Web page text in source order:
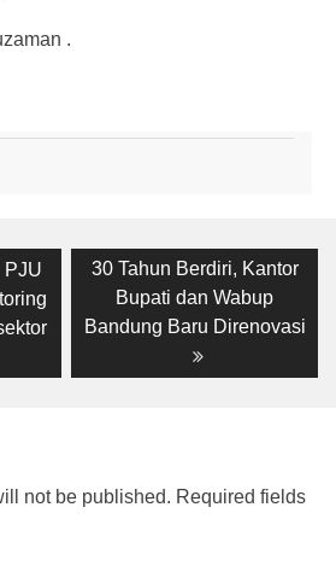
.
PJU
Next
post:
30 Tahun Berdiri, Kantor
Bupati dan Wabup
Bandung Baru Direnovasi
not be published. Required fields